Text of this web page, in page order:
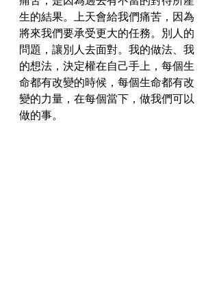
生的結果。上天會給我們痛苦，因為
將來我們要承受更大的任務。別人的
問題，讓別人去面對。我的做法、我
的想法，決定權在自己手上，每個生
命都有改變的時候，每個生命都有改
變的力量，在每個當下，做我們可以
做的事。